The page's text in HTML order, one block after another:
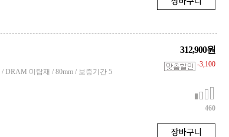
DRAM 미탑재 / 80mm / 보증기간 5
312,900원
-3,100
460